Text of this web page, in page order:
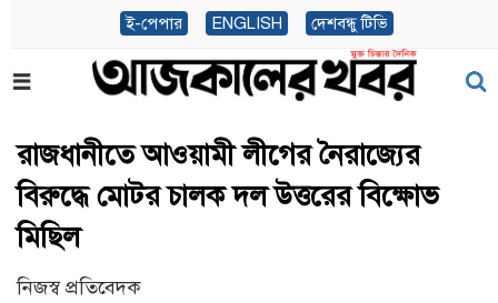
ই-পেপার ENGLISH দেশবন্ধু টিভি
রাজধানীতে আওয়ামী লীগের নৈরাজ্যের
বিরুদ্ধে মোটর চালক দল উত্তরের বিক্ষোভ
মিছিল
নিজস্ব প্রতিবেদক